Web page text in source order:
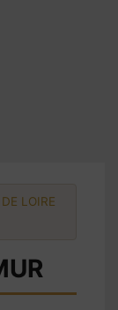
LOIRE